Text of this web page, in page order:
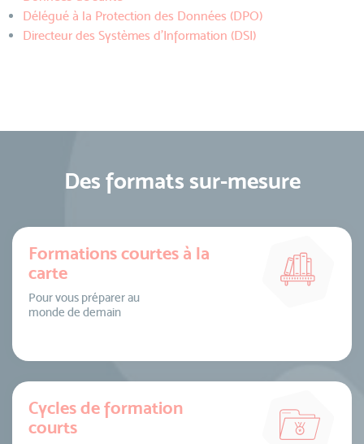
Délégué à la Protection des Données (DPO)
Directeur des Systèmes d’Information (DSI)
Des formats sur-mesure
Formations courtes à la
carte
Pour vous préparer au
monde de demain
Cycles de formation
courts